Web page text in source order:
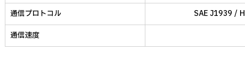
通信プロトコル
SAE J1939 /
通信速度